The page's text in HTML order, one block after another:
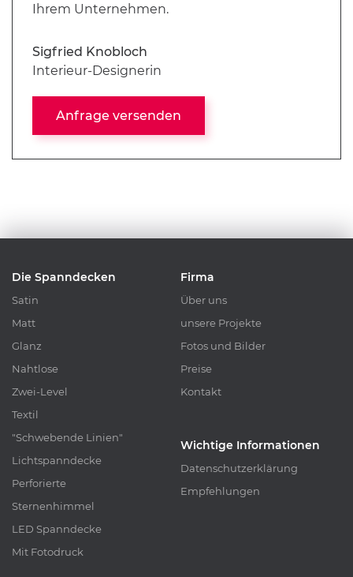
Ihrem Unternehmen.
Sigfried Knobloch
Interieur-Designerin
Anfrage versenden
Die Spanndecken
Satin
Matt
Glanz
Nahtlose
Zwei-Level
Textil
"Schwebende Linien"
Lichtspanndecke
Perforierte
Sternenhimmel
LED Spanndecke
Mit Fotodruck
Firma
Über uns
unsere Projekte
Fotos und Bilder
Preise
Kontakt
Wichtige Informationen
Datenschutzerklärung
Empfehlungen